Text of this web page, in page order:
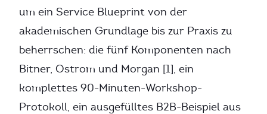
um ein Service Blueprint von der
akademischen Grundlage bis zur Praxis zu
beherrschen: die fünf Komponenten nach
Bitner, Ostrom und Morgan [1], ein
komplettes 90-Minuten-Workshop-
Protokoll, ein ausgefülltes B2B-Beispiel aus